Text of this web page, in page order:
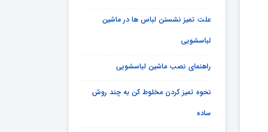
علت تمیز نشستن لباس ها در ماشین
لباسشویی
راهنمای نصب ماشین لباسشویی
نحوه تمیز کردن مخلوط کن به چند روش
ساده